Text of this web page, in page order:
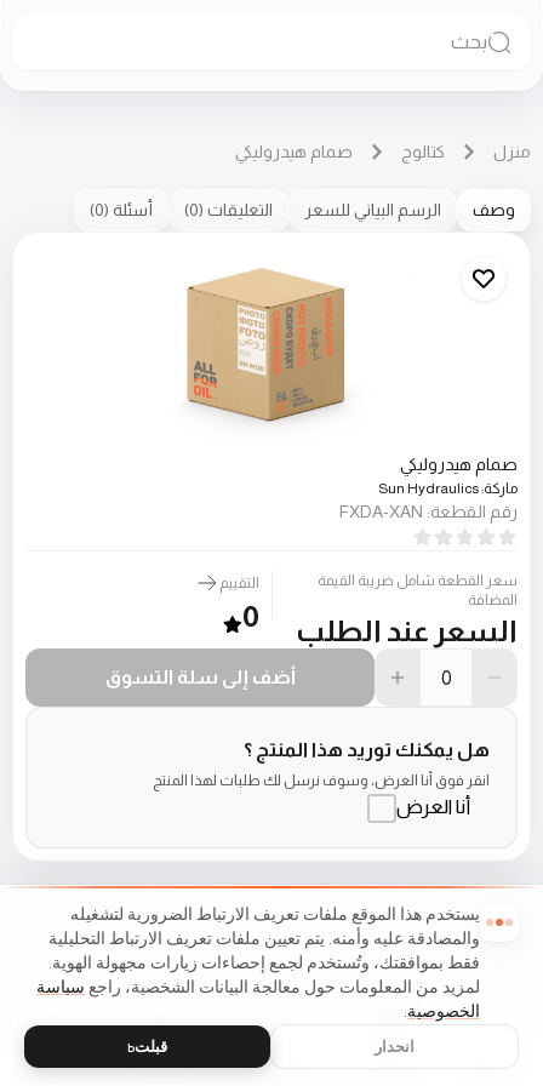
بحث
منزل كتالوج صمام هيدروليكي
وصف الرسم البياني للسعر التعليقات (
0
) أسئلة (
0
)
صمام هيدروليكي
ماركة:
Sun Hydraulics
رقم القطعة:
FXDA-XAN
سعر القطعة شامل ضريبة القيمة
المضافة
السعر عند الطلب
التقييم
0
أضف إلى سلة التسوق
هل يمكنك توريد هذا المنتج ؟
انقر فوق أنا العرض، وسوف نرسل لك طلبات لهذا المنتج
أنا العرض
كتالوج قائمة طعام مفضلات
يستخدم هذا الموقع ملفات تعريف الارتباط الضرورية لتشغيله
والمصادقة عليه وأمنه. يتم تعيين ملفات تعريف الارتباط التحليلية
فقط بموافقتك، وتُستخدم لجمع إحصاءات زيارات مجهولة الهوية.
لمزيد من المعلومات حول معالجة البيانات الشخصية، راجع سياسة
الخصوصية.
انحدار قبلتь